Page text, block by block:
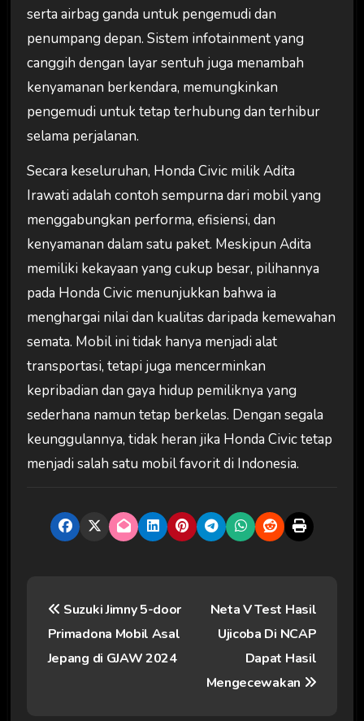
serta airbag ganda untuk pengemudi dan
penumpang depan. Sistem infotainment yang
canggih dengan layar sentuh juga menambah
kenyamanan berkendara, memungkinkan
pengemudi untuk tetap terhubung dan terhibur
selama perjalanan.
Secara keseluruhan, Honda Civic milik Adita
Irawati adalah contoh sempurna dari mobil yang
menggabungkan performa, efisiensi, dan
kenyamanan dalam satu paket. Meskipun Adita
memiliki kekayaan yang cukup besar, pilihannya
pada Honda Civic menunjukkan bahwa ia
menghargai nilai dan kualitas daripada kemewahan
semata. Mobil ini tidak hanya menjadi alat
transportasi, tetapi juga mencerminkan
kepribadian dan gaya hidup pemiliknya yang
sederhana namun tetap berkelas. Dengan segala
keunggulannya, tidak heran jika Honda Civic tetap
menjadi salah satu mobil favorit di Indonesia.
Suzuki Jimny 5-door
Primadona Mobil Asal
Jepang di GJAW 2024
Neta V Test Hasil
Ujicoba Di NCAP
Dapat Hasil
Mengecewakan